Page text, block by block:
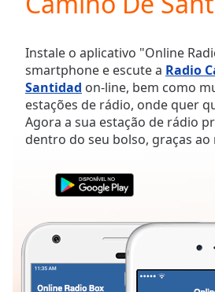
Backward
Mute
Current
Time0:00
Duration-:-
Loaded:
LIVE
live,
currently
behind
LIVE
Instale o aplicativo "Online
smartphone e escute a Radio
Santidad on-line, bem como
estações de rádio, onde quer
Agora a sua estação de rádio
dentro do seu bolso, graças